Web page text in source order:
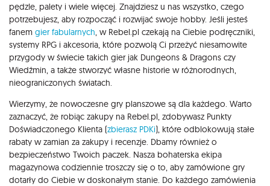
pędzle, palety i wiele więcej. Znajdziesz u nas wszystko, czego
potrzebujesz, aby rozpocząć i rozwijać swoje hobby. Jeśli jesteś
fanem gier fabularnych, w Rebel.pl czekają na Ciebie podręczniki,
systemy RPG i akcesoria, które pozwolą Ci przeżyć niesamowite
przygody w świecie takich gier jak Dungeons & Dragons czy
Wiedźmin, a także stworzyć własne historie w różnorodnych,
nieograniczonych światach.
Wierzymy, że nowoczesne gry planszowe są dla każdego. Warto
zaznaczyć, że robiąc zakupy na Rebel.pl, zdobywasz Punkty
Doświadczonego Klienta (zbierasz PDKi), które odblokowują stałe
rabaty w zamian za zakupy i recenzje. Dbamy również o
bezpieczeństwo Twoich paczek. Nasza bohaterska ekipa
magazynowa codziennie troszczy się o to, aby zamówione gry
dotarły do Ciebie w doskonałym stanie. Do każdego zamówienia